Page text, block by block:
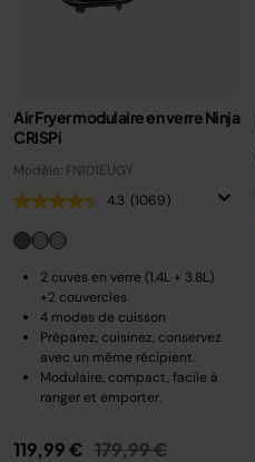
Air Fryer modulaire en verre Ninja
CRISPi
Modèle: FN101EUGY
4.3 (1069)
2 cuves en verre (1.4L + 3.8L)
+2 couvercles
4 modes de cuisson
Préparez, cuisinez, conservez
avec un même récipient.
Modulaire, compact, facile à
ranger et emporter.
119,99 € Prix réduit de
179,99 €au